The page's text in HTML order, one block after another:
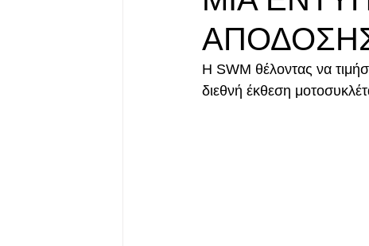
Η SWM θέλοντας να
διεθνή έκθεση